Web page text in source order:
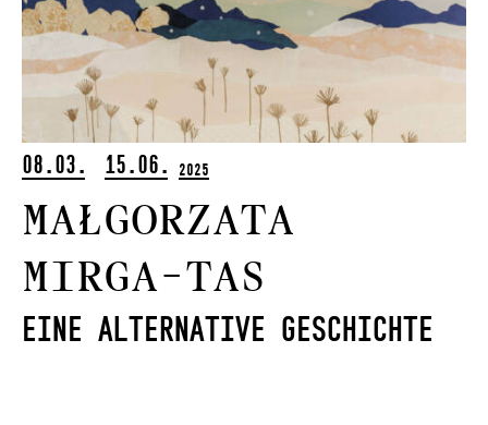
08.03. 15.06. 2025
Małgorzata
Mirga-Tas
Eine alternative Geschichte